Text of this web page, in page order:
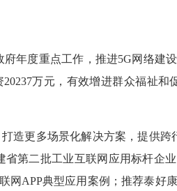
度重点工作，推进5G网络建
万元，有效增进群众福祉和
更多场景化解决方案，提供跨
第二批工业互联网应用标杆企
网APP典型应用案例；推荐泰好